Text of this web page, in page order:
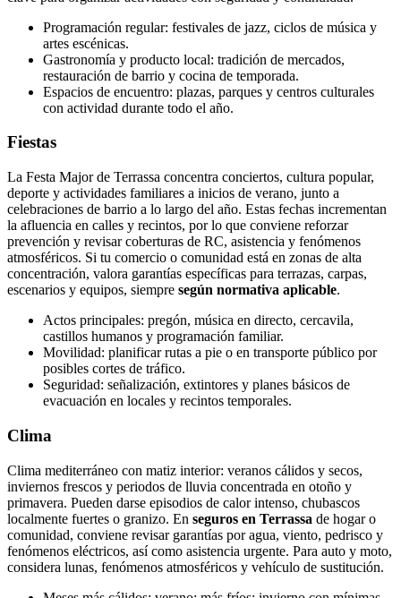
Programación regular: festivales de jazz, ciclos de música y
artes escénicas.
Gastronomía y producto local: tradición de mercados,
restauración de barrio y cocina de temporada.
Espacios de encuentro: plazas, parques y centros culturales
con actividad durante todo el año.
Fiestas
La Festa Major de Terrassa concentra conciertos, cultura popular,
deporte y actividades familiares a inicios de verano, junto a
celebraciones de barrio a lo largo del año. Estas fechas incrementan
la afluencia en calles y recintos, por lo que conviene reforzar
prevención y revisar coberturas de RC, asistencia y fenómenos
atmosféricos. Si tu comercio o comunidad está en zonas de alta
concentración, valora garantías específicas para terrazas, carpas,
escenarios y equipos, siempre según normativa aplicable.
Actos principales: pregón, música en directo, cercavila,
castillos humanos y programación familiar.
Movilidad: planificar rutas a pie o en transporte público por
posibles cortes de tráfico.
Seguridad: señalización, extintores y planes básicos de
evacuación en locales y recintos temporales.
Clima
Clima mediterráneo con matiz interior: veranos cálidos y secos,
inviernos frescos y periodos de lluvia concentrada en otoño y
primavera. Pueden darse episodios de calor intenso, chubascos
localmente fuertes o granizo. En seguros en Terrassa de hogar o
comunidad, conviene revisar garantías por agua, viento, pedrisco y
fenómenos eléctricos, así como asistencia urgente. Para auto y moto,
considera lunas, fenómenos atmosféricos y vehículo de sustitución.